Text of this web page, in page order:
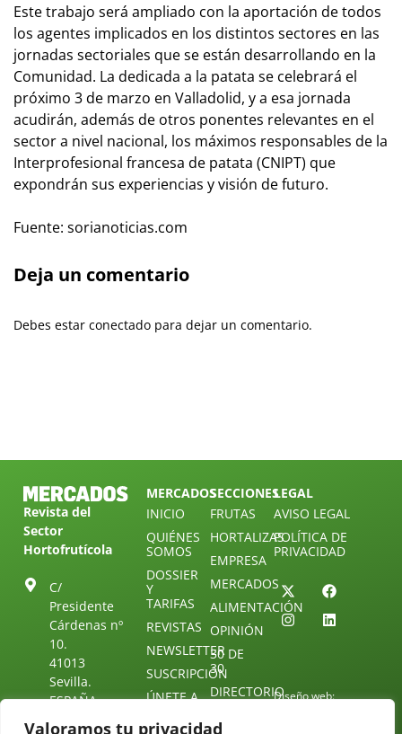
Valoramos tu privacidad
Este trabajo será ampliado con la aportación de todos
los agentes implicados en los distintos sectores en las
jornadas sectoriales que se están desarrollando en la
Comunidad. La dedicada a la patata se celebrará el
próximo 3 de marzo en Valladolid, y a esa jornada
acudirán, además de otros ponentes relevantes en el
sector a nivel nacional, los máximos responsables de la
Interprofesional francesa de patata (CNIPT) que
expondrán sus experiencias y visión de futuro.
Fuente: sorianoticias.com
Deja un comentario
Debes estar conectado para dejar un comentario.
Revista del
Sector
Hortofrutícola
C/
Presidente
Cárdenas nº
10.
41013
Sevilla.
ESPAÑA
Tel: (+34) 954
MERCADOS
INICIO
QUIÉNES
SOMOS
DOSSIER
Y
TARIFAS
REVISTAS
NEWSLETTER
SUSCRIPCIÓN
ÚNETE A
TELEGRAM
SECCIONES
FRUTAS
HORTALIZAS
EMPRESA
MERCADOS
ALIMENTACIÓN
OPINIÓN
30 DE
30
DIRECTORIO
LEGAL
AVISO LEGAL
POLÍTICA DE
PRIVACIDAD
Diseño web: